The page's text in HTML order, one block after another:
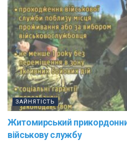
ЗАЙНЯТІСТЬ
Житомирський
військову службу